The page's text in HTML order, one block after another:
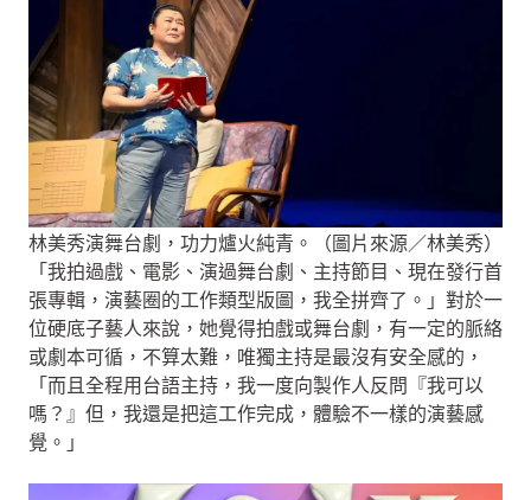
林美秀演舞台劇，功力爐火純青。（圖片來源／林美秀）
「我拍過戲、電影、演過舞台劇、主持節目、現在發行首
張專輯，演藝圈的工作類型版圖，我全拼齊了。」對於一
位硬底子藝人來說，她覺得拍戲或舞台劇，有一定的脈絡
或劇本可循，不算太難，唯獨主持是最沒有安全感的，
「而且全程用台語主持，我一度向製作人反問『我可以
嗎？』但，我還是把這工作完成，體驗不一樣的演藝感
覺。」